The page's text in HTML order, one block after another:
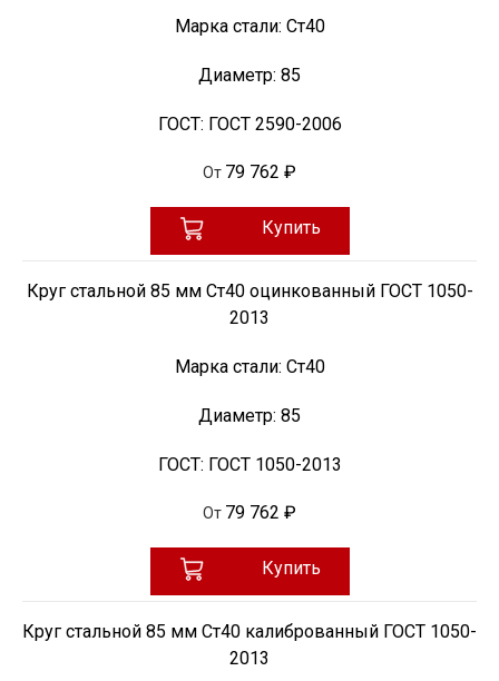
Марка стали: Ст40
Диаметр: 85
ГОСТ: ГОСТ 2590-2006
От 79 762 ₽
Купить
Круг стальной 85 мм Ст40 оцинкованный ГОСТ 1050-
2013
Марка стали: Ст40
Диаметр: 85
ГОСТ: ГОСТ 1050-2013
От 79 762 ₽
Купить
Круг стальной 85 мм Ст40 калиброванный ГОСТ 1050-
2013